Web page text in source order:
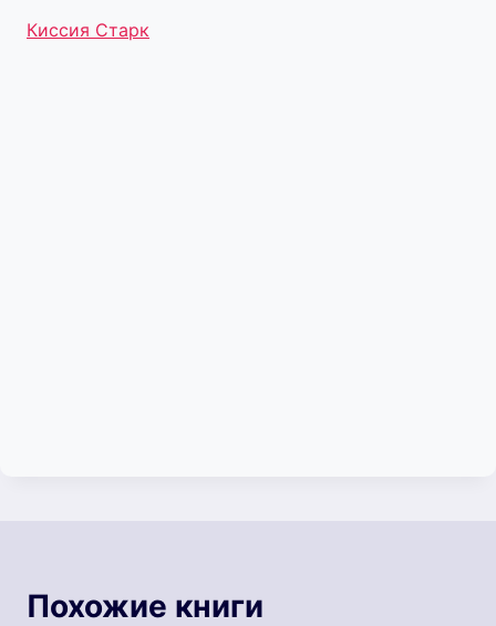
Метки
Киссия Старк
Похожие книги